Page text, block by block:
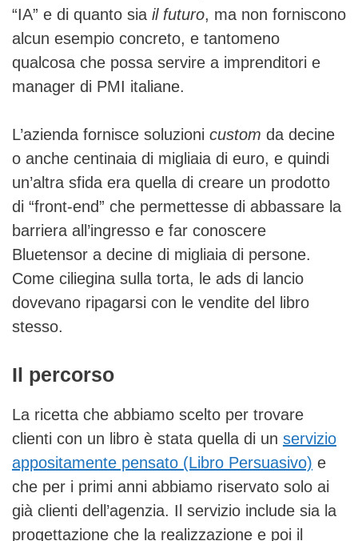
“IA” e di quanto sia il futuro, ma non forniscono
alcun esempio concreto, e tantomeno
qualcosa che possa servire a imprenditori e
manager di PMI italiane.
L’azienda fornisce soluzioni custom da decine
o anche centinaia di migliaia di euro, e quindi
un’altra sfida era quella di creare un prodotto
di “front-end” che permettesse di abbassare la
barriera all’ingresso e far conoscere
Bluetensor a decine di migliaia di persone.
Come ciliegina sulla torta, le ads di lancio
dovevano ripagarsi con le vendite del libro
stesso.
Il percorso
La ricetta che abbiamo scelto per trovare
clienti con un libro è stata quella di un servizio
appositamente pensato (Libro Persuasivo) e
che per i primi anni abbiamo riservato solo ai
già clienti dell’agenzia. Il servizio include sia la
progettazione che la realizzazione e poi il